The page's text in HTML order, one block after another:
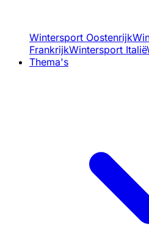
Wintersport Oostenrijk
FrankrijkWintersport Italië
Thema's